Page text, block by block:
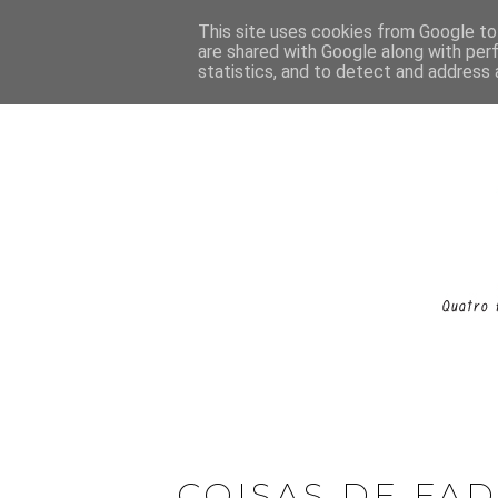
This site uses cookies from Google
are shared with Google along with
statistics, and to detect and address